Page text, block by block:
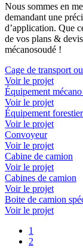
Nous sommes en
demandant une
d’application. Que
de vos plans &
mécanosoudé !
Cage de transport
Voir le projet
Équipement
Voir le projet
Équipement forestier
Voir le projet
Convoyeur
Voir le projet
Cabine de camion
Voir le projet
Cabines de camion
Voir le projet
Boite de camion
Voir le projet
1
2